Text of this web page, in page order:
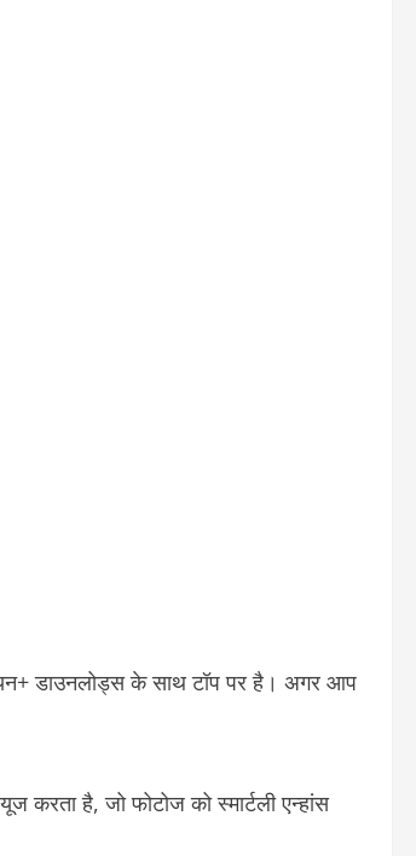
डाउनलोड्स के साथ टॉप पर है। अगर आप
करता है, जो फोटोज को स्मार्टली एन्हांस